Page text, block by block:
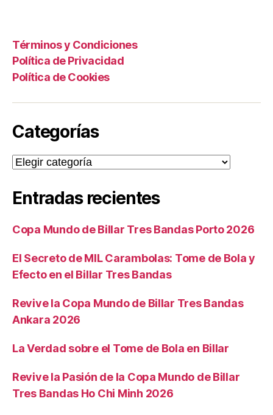
Términos y Condiciones
Política de Privacidad
Política de Cookies
Categorías
Categorías
Entradas recientes
Copa Mundo de Billar Tres Bandas Porto 2026
El Secreto de MIL Carambolas: Tome de Bola y
Efecto en el Billar Tres Bandas
Revive la Copa Mundo de Billar Tres Bandas
Ankara 2026
La Verdad sobre el Tome de Bola en Billar
Revive la Pasión de la Copa Mundo de Billar
Tres Bandas Ho Chi Minh 2026